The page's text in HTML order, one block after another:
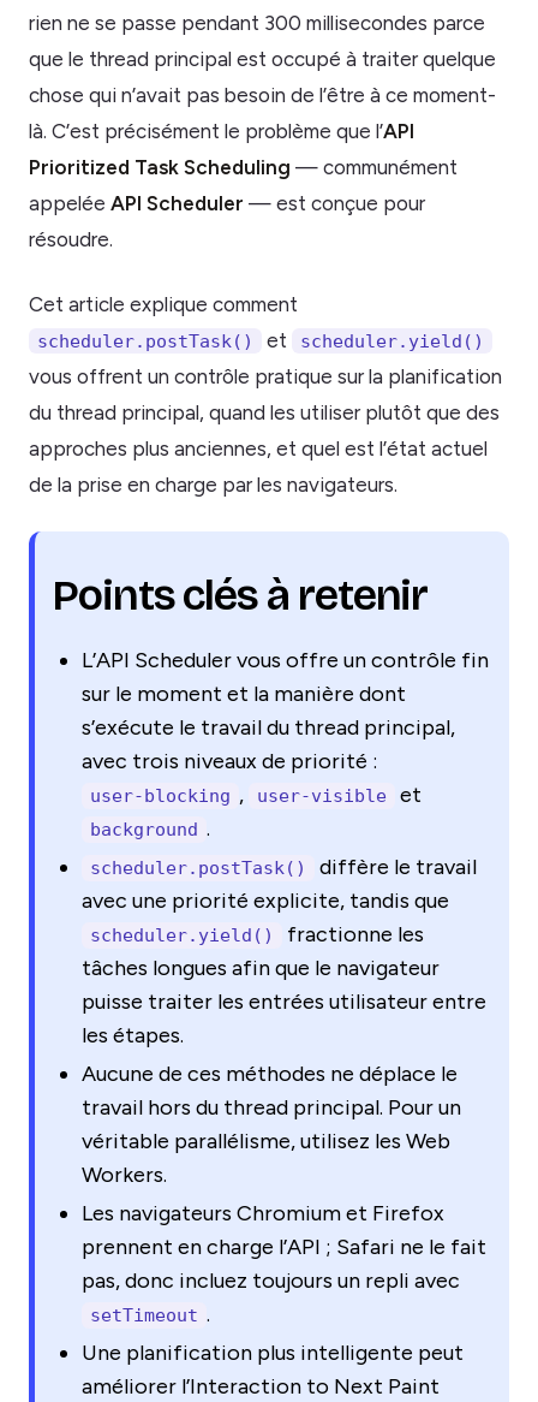
rien ne se passe pendant 300 millisecondes parce
que le thread principal est occupé à traiter quelque
chose qui n’avait pas besoin de l’être à ce moment-
là. C’est précisément le problème que l’API
Prioritized Task Scheduling — communément
appelée API Scheduler — est conçue pour
résoudre.
Cet article explique comment
scheduler.postTask() et scheduler.yield()
vous offrent un contrôle pratique sur la planification
du thread principal, quand les utiliser plutôt que des
approches plus anciennes, et quel est l’état actuel
de la prise en charge par les navigateurs.
Points clés à retenir
L’API Scheduler vous offre un contrôle fin
sur le moment et la manière dont
s’exécute le travail du thread principal,
avec trois niveaux de priorité :
user-blocking , user-visible et
background .
scheduler.postTask()
diffère le travail
avec une priorité explicite, tandis que
scheduler.yield()
fractionne les
tâches longues afin que le navigateur
puisse traiter les entrées utilisateur entre
les étapes.
Aucune de ces méthodes ne déplace le
travail hors du thread principal. Pour un
véritable parallélisme, utilisez les Web
Workers.
Les navigateurs Chromium et Firefox
prennent en charge l’API ; Safari ne le fait
pas, donc incluez toujours un repli avec
setTimeout .
Une planification plus intelligente peut
améliorer l’Interaction to Next Paint